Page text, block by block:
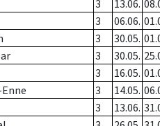
3 13.06.
3 06.06.
3 30.05.
3 30.05.
3 16.05.
3 14.05.
3 13.06.